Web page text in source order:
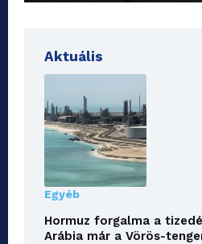
Aktuális
Egyéb
Hormuz forgalma a
Arábia már a Vörös-